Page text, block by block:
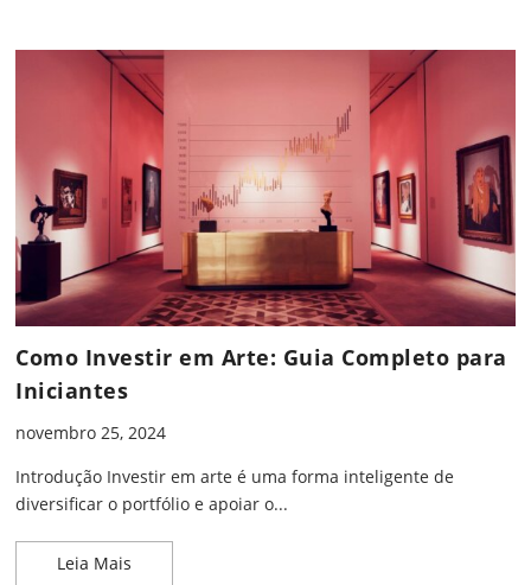
Como Investir em Arte: Guia Completo para
Iniciantes
novembro 25, 2024
Introdução Investir em arte é uma forma inteligente de
diversificar o portfólio e apoiar o...
Leia Mais